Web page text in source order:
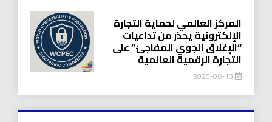
المركز العالمي لحماية التجارة
الإلكترونية يحذر من تداعيات
“الإغلاق الجوي المفاجئ” على
التجارة الرقمية العالمية
2025-06-13